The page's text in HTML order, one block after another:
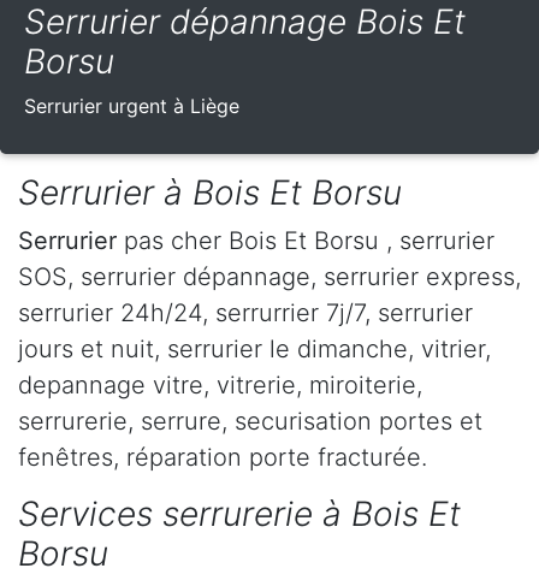
Serrurier dépannage Bois Et
Borsu
Serrurier urgent à Liège
Serrurier à Bois Et Borsu
Serrurier pas cher Bois Et Borsu , serrurier
SOS, serrurier dépannage, serrurier express,
serrurier 24h/24, serrurrier 7j/7, serrurier
jours et nuit, serrurier le dimanche, vitrier,
depannage vitre, vitrerie, miroiterie,
serrurerie, serrure, securisation portes et
fenêtres, réparation porte fracturée.
Services serrurerie à Bois Et
Borsu